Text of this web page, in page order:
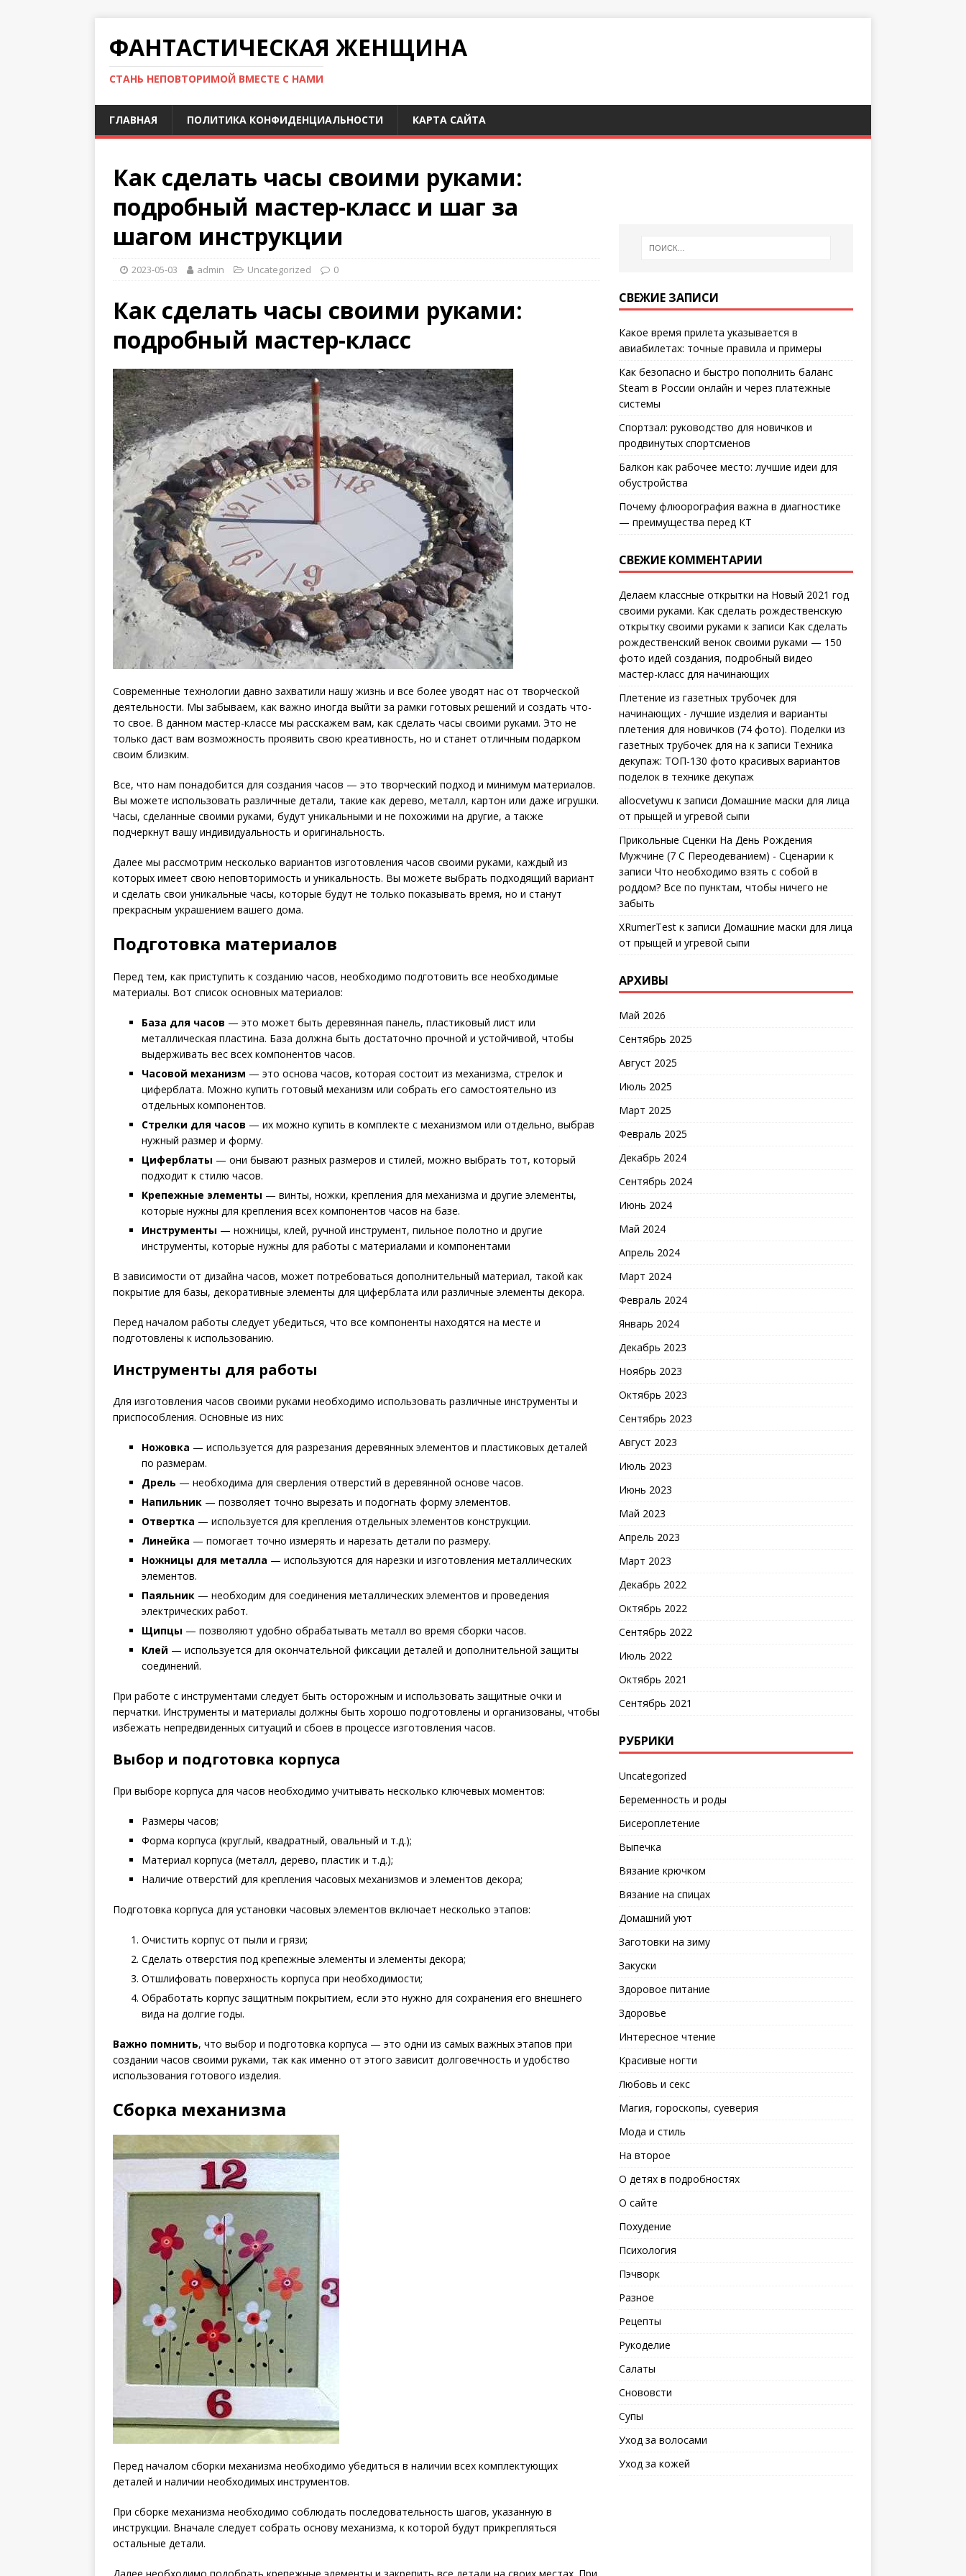
ФАНТАСТИЧЕСКАЯ ЖЕНЩИНА
СТАНЬ НЕПОВТОРИМОЙ ВМЕСТЕ С НАМИ
ГЛАВНАЯ ПОЛИТИКА КОНФИДЕНЦИАЛЬНОСТИ КАРТА САЙТА
Как сделать часы своими руками:
подробный мастер-класс и шаг за
шагом инструкции
2023-05-03 admin Uncategorized 0
Как сделать часы своими руками:
подробный мастер-класс
Современные технологии давно захватили нашу жизнь и все более уводят нас от творческой
деятельности. Мы забываем, как важно иногда выйти за рамки готовых решений и создать что-
то свое. В данном мастер-классе мы расскажем вам, как сделать часы своими руками. Это не
только даст вам возможность проявить свою креативность, но и станет отличным подарком
своим близким.
Все, что нам понадобится для создания часов — это творческий подход и минимум материалов.
Вы можете использовать различные детали, такие как дерево, металл, картон или даже игрушки.
Часы, сделанные своими руками, будут уникальными и не похожими на другие, а также
подчеркнут вашу индивидуальность и оригинальность.
Далее мы рассмотрим несколько вариантов изготовления часов своими руками, каждый из
которых имеет свою неповторимость и уникальность. Вы можете выбрать подходящий вариант
и сделать свои уникальные часы, которые будут не только показывать время, но и станут
прекрасным украшением вашего дома.
Подготовка материалов
Перед тем, как приступить к созданию часов, необходимо подготовить все необходимые
материалы. Вот список основных материалов:
База для часов — это может быть деревянная панель, пластиковый лист или
металлическая пластина. База должна быть достаточно прочной и устойчивой, чтобы
выдерживать вес всех компонентов часов.
Часовой механизм — это основа часов, которая состоит из механизма, стрелок и
циферблата. Можно купить готовый механизм или собрать его самостоятельно из
отдельных компонентов.
Стрелки для часов — их можно купить в комплекте с механизмом или отдельно, выбрав
нужный размер и форму.
Циферблаты — они бывают разных размеров и стилей, можно выбрать тот, который
подходит к стилю часов.
Крепежные элементы — винты, ножки, крепления для механизма и другие элементы,
которые нужны для крепления всех компонентов часов на базе.
Инструменты — ножницы, клей, ручной инструмент, пильное полотно и другие
инструменты, которые нужны для работы с материалами и компонентами
В зависимости от дизайна часов, может потребоваться дополнительный материал, такой как
покрытие для базы, декоративные элементы для циферблата или различные элементы декора.
Перед началом работы следует убедиться, что все компоненты находятся на месте и
подготовлены к использованию.
Инструменты для работы
Для изготовления часов своими руками необходимо использовать различные инструменты и
приспособления. Основные из них:
Ножовка — используется для разрезания деревянных элементов и пластиковых деталей
по размерам.
Дрель — необходима для сверления отверстий в деревянной основе часов.
Напильник — позволяет точно вырезать и подогнать форму элементов.
Отвертка — используется для крепления отдельных элементов конструкции.
Линейка — помогает точно измерять и нарезать детали по размеру.
Ножницы для металла — используются для нарезки и изготовления металлических
элементов.
Паяльник — необходим для соединения металлических элементов и проведения
электрических работ.
Щипцы — позволяют удобно обрабатывать металл во время сборки часов.
Клей — используется для окончательной фиксации деталей и дополнительной защиты
соединений.
При работе с инструментами следует быть осторожным и использовать защитные очки и
перчатки. Инструменты и материалы должны быть хорошо подготовлены и организованы, чтобы
избежать непредвиденных ситуаций и сбоев в процессе изготовления часов.
Выбор и подготовка корпуса
При выборе корпуса для часов необходимо учитывать несколько ключевых моментов:
Размеры часов;
Форма корпуса (круглый, квадратный, овальный и т.д.);
Материал корпуса (металл, дерево, пластик и т.д.);
Наличие отверстий для крепления часовых механизмов и элементов декора;
Подготовка корпуса для установки часовых элементов включает несколько этапов:
Очистить корпус от пыли и грязи;
Сделать отверстия под крепежные элементы и элементы декора;
Отшлифовать поверхность корпуса при необходимости;
Обработать корпус защитным покрытием, если это нужно для сохранения его внешнего
вида на долгие годы.
Важно помнить, что выбор и подготовка корпуса — это одни из самых важных этапов при
создании часов своими руками, так как именно от этого зависит долговечность и удобство
использования готового изделия.
Сборка механизма
Перед началом сборки механизма необходимо убедиться в наличии всех комплектующих
деталей и наличии необходимых инструментов.
При сборке механизма необходимо соблюдать последовательность шагов, указанную в
инструкции. Вначале следует собрать основу механизма, к которой будут прикрепляться
остальные детали.
СВЕЖИЕ ЗАПИСИ
Какое время прилета указывается в
авиабилетах: точные правила и примеры
Как безопасно и быстро пополнить баланс
Steam в России онлайн и через платежные
системы
Спортзал: руководство для новичков и
продвинутых спортсменов
Балкон как рабочее место: лучшие идеи для
обустройства
Почему флюорография важна в диагностике
— преимущества перед КТ
СВЕЖИЕ КОММЕНТАРИИ
Делаем классные открытки на Новый 2021 год
своими руками. Как сделать рождественскую
открытку своими руками к записи Как сделать
рождественский венок своими руками — 150
фото идей создания, подробный видео
мастер-класс для начинающих
Плетение из газетных трубочек для
начинающих - лучшие изделия и варианты
плетения для новичков (74 фото). Поделки из
газетных трубочек для на к записи Техника
декупаж: ТОП-130 фото красивых вариантов
поделок в технике декупаж
allocvetywu к записи Домашние маски для лица
от прыщей и угревой сыпи
Прикольные Сценки На День Рождения
Мужчине (7 С Переодеванием) - Сценарии к
записи Что необходимо взять с собой в
роддом? Все по пунктам, чтобы ничего не
забыть
XRumerTestк записи Домашние маски для лица
от прыщей и угревой сыпи
АРХИВЫ
Май 2026
Сентябрь 2025
Август 2025
Июль 2025
Март 2025
Февраль 2025
Декабрь 2024
Сентябрь 2024
Июнь 2024
Май 2024
Апрель 2024
Март 2024
Февраль 2024
Январь 2024
Декабрь 2023
Ноябрь 2023
Октябрь 2023
Сентябрь 2023
Август 2023
Июль 2023
Июнь 2023
Май 2023
Апрель 2023
Март 2023
Декабрь 2022
Октябрь 2022
Сентябрь 2022
Июль 2022
Октябрь 2021
Сентябрь 2021
РУБРИКИ
Uncategorized
Беременность и роды
Бисероплетение
Выпечка
Вязание крючком
Вязание на спицах
Домашний уют
Заготовки на зиму
Закуски
Здоровое питание
Здоровье
Интересное чтение
Красивые ногти
Любовь и секс
Магия, гороскопы, суеверия
Мода и стиль
На второе
О детях в подробностях
О сайте
Похудение
Психология
Пэчворк
Разное
Рецепты
Рукоделие
Салаты
Снововсти
Супы
Уход за волосами
Уход за кожей